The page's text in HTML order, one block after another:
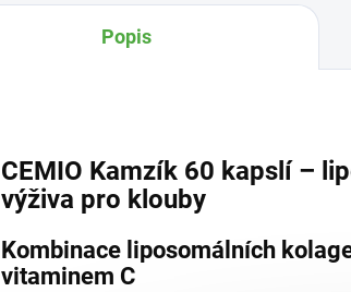
Popis
CEMIO Kamzík 60 kapslí –
výživa pro klouby
Kombinace liposomálních
vitaminem C